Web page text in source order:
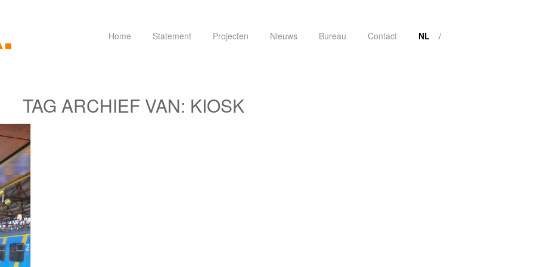
Home Statement Projecten Nieuws Bureau Contact NL
TAG ARCHIEF VAN: KIOSK